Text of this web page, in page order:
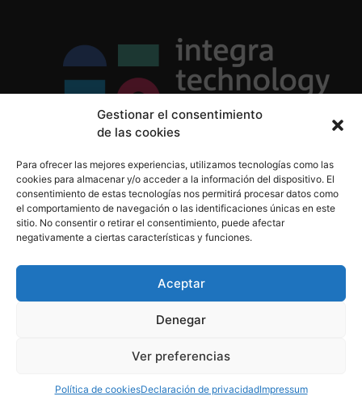
Gestionar el consentimiento
de las cookies
Para ofrecer las mejores experiencias, utilizamos tecnologías como las
cookies para almacenar y/o acceder a la información del dispositivo. El
consentimiento de estas tecnologías nos permitirá procesar datos como
el comportamiento de navegación o las identificaciones únicas en este
sitio. No consentir o retirar el consentimiento, puede afectar
negativamente a ciertas características y funciones.
Aceptar
Denegar
Ver preferencias
Política de cookiesDeclaración de privacidadImpressum
Política de Cookies
Aviso Legal
910 607 564
derechos reservados